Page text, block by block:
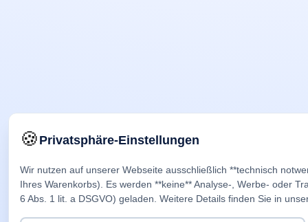
🍪Privatsphäre-Einstellungen
Wir nutzen auf unserer Webseite ausschließlich **technisch
Ihres Warenkorbs). Es werden **keine** Analyse-, Werbe- oder
6 Abs. 1 lit. a DSGVO) geladen. Weitere Details finden Sie in